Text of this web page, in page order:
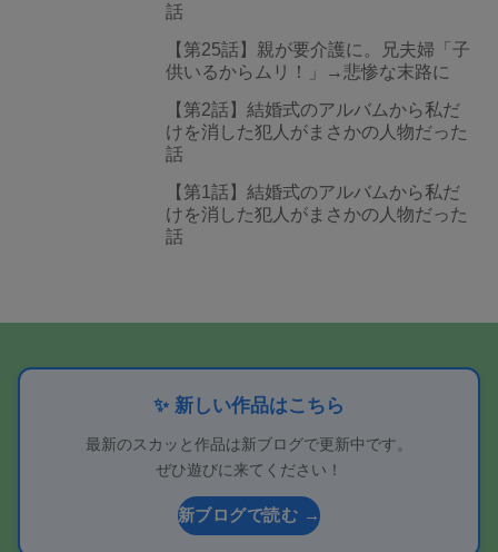
話
【第25話】親が要介護に。兄夫婦「子
供いるからムリ！」→悲惨な末路に
【第2話】結婚式のアルバムから私だ
けを消した犯人がまさかの人物だった
話
【第1話】結婚式のアルバムから私だ
けを消した犯人がまさかの人物だった
話
✨ 新しい作品はこちら
最新のスカッと作品は新ブログで更新中です。
ぜひ遊びに来てください！
新ブログで読む →